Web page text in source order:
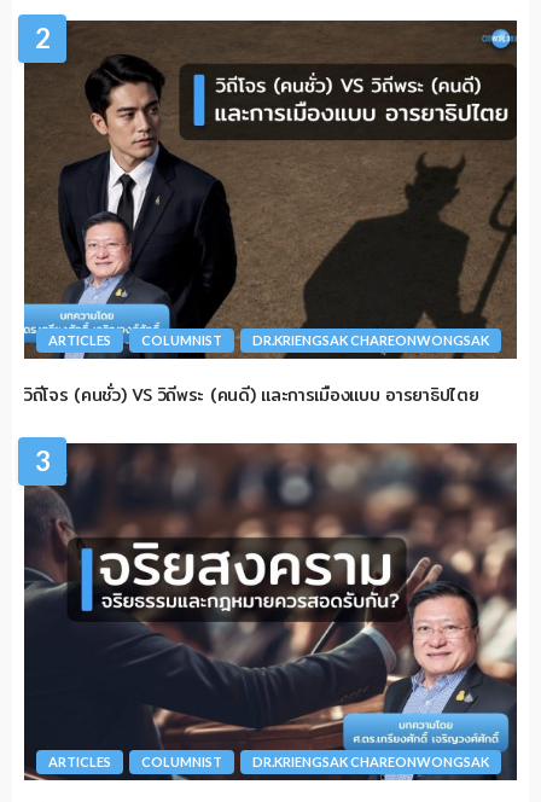
2
ARTICLES COLUMNIST DR.KRIENGSAK CHAREONWONGSAK
วิถีโจร (คนชั่ว) VS วิถีพระ (คนดี) และการเมืองแบบ อารยาธิปไตย
3
ARTICLES COLUMNIST DR.KRIENGSAK CHAREONWONGSAK